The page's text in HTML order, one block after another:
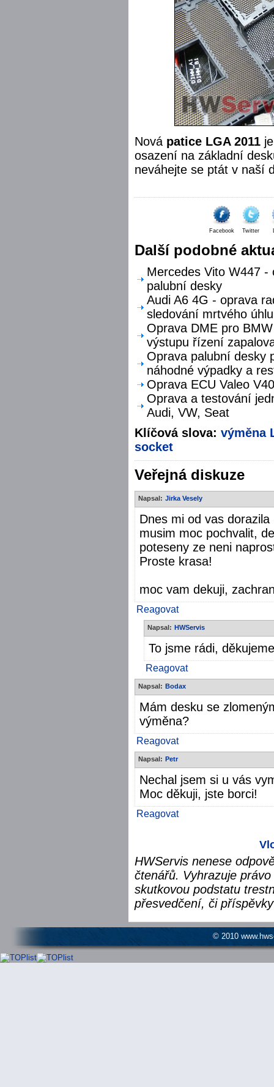
Nová patice LGA 2011
osazení na základní
neváhejte se ptát v naší
Facebook Twitter
Další podobné
Mercedes Vito W447
palubní desky
Audi A6 4G - oprava
sledování mrtvého úhlu
Oprava DME pro
výstupu řízení
Oprava palubní desky
náhodné výpadky a
Oprava ECU Valeo
Oprava a testování
Audi, VW, Seat
Klíčová slova: výměna
socket
Veřejná diskuze
Napsal: Jirka Vesely
Dnes mi od vas
musim moc pochvalit,
poteseny ze neni
Proste krasa!
moc vam dekuji,
Reagovat
Napsal: HWServis
To jsme rádi,
Reagovat
Napsal: Bodax
Mám desku se
výměna?
Reagovat
Napsal: Petr
Nechal jsem si u vás
Moc děkuji, jste borci!
Reagovat
HWServis nenese
čtenářů. Vyhrazuje
skutkovou podstatu
přesvedčení, či
© 2010